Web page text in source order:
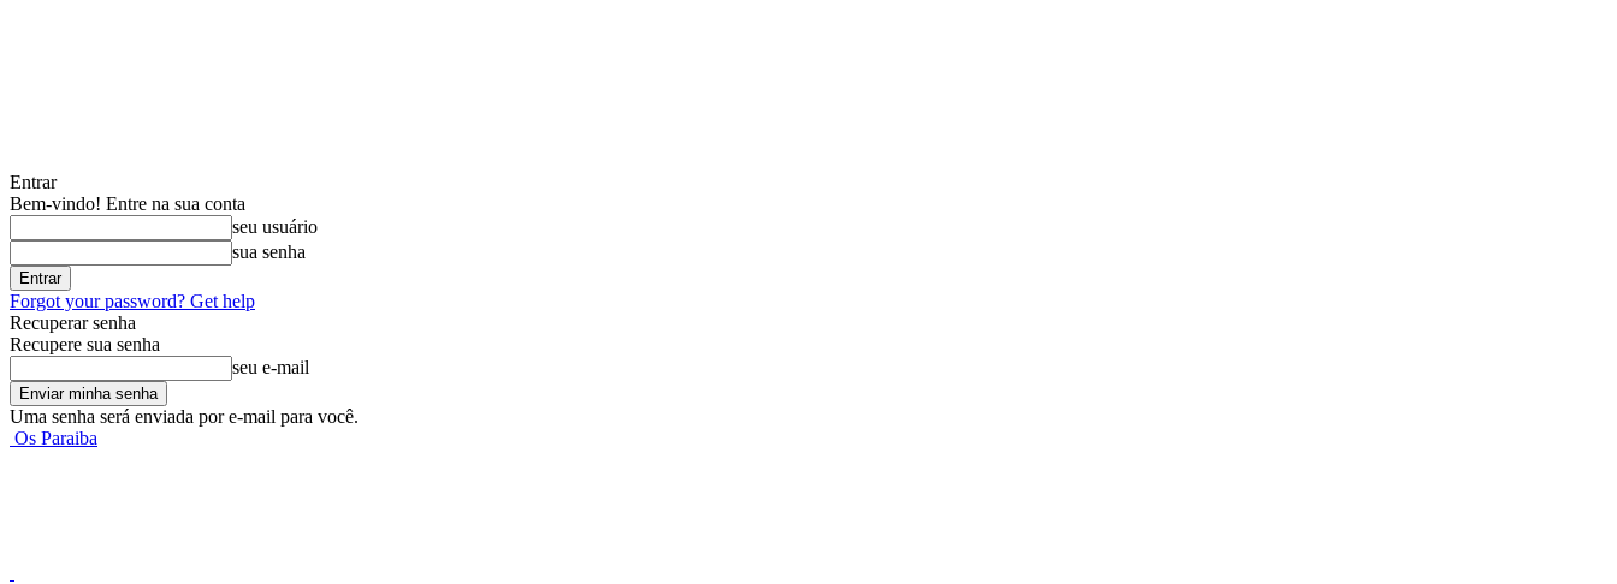
Entrar
Bem-vindo! Entre na sua conta
seu usuário
sua senha
Forgot your password? Get help
Recuperar senha
Recupere sua senha
seu e-mail
Uma senha será enviada por e-mail para você.
Os Paraiba